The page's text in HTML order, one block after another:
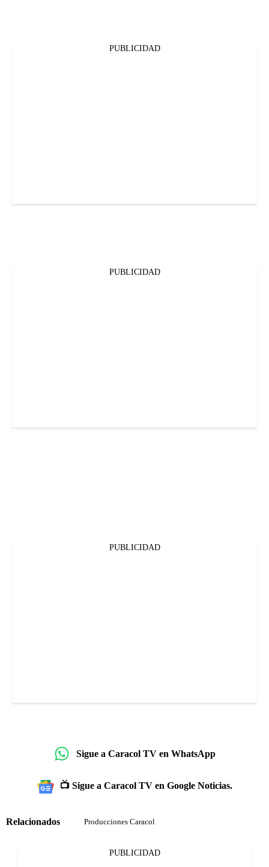
PUBLICIDAD
PUBLICIDAD
PUBLICIDAD
Sigue a Caracol TV en WhatsApp
📺 Sigue a Caracol TV en Google Noticias.
Relacionados Producciones Caracol
PUBLICIDAD